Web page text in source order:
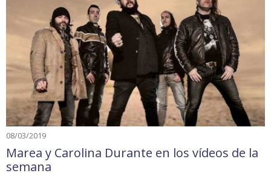
08/03/2019
Marea y Carolina Durante en los vídeos de la
semana